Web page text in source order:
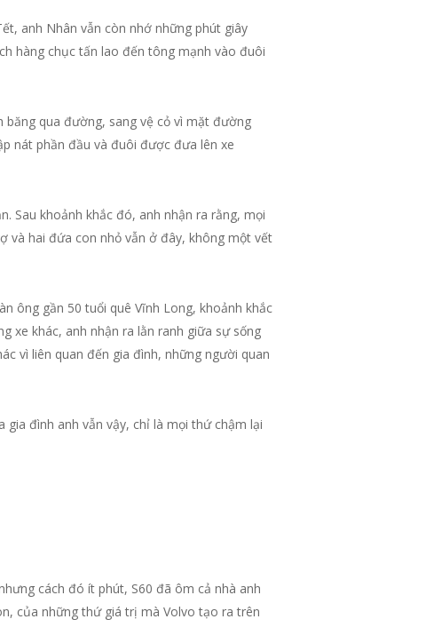
anh Nhân vẫn còn nhớ những phút giây
hàng chục tấn lao đến tông mạnh vào đuôi
băng qua đường, sang vệ cỏ vì mặt đường
nát phần đầu và đuôi được đưa lên xe
Sau khoảnh khắc đó, anh nhận ra rằng, mọi
và hai đứa con nhỏ vẫn ở đây, không một vết
ông gần 50 tuổi quê Vĩnh Long, khoảnh khắc
xe khác, anh nhận ra lằn ranh giữa sự sống
vì liên quan đến gia đình, những người quan
gia đình anh vẫn vậy, chỉ là mọi thứ chậm lại
cách đó ít phút, S60 đã ôm cả nhà anh
của những thứ giá trị mà Volvo tạo ra trên